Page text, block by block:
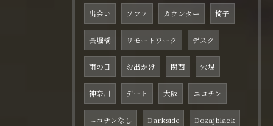
出会い ソファ カウンター 椅子
長堀橋 リモートワーク デスク
雨の日 お出かけ 関西 穴場
神奈川 デート 大阪 ニコチン
ニコチンなし Darkside Dozajblack